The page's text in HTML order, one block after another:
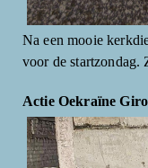
Na een mooie
voor de startzondag.
Actie Oekraïne